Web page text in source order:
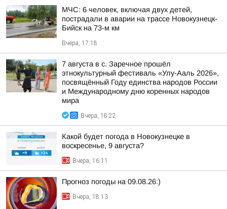
МЧС: 6 человек, включая двух детей,
пострадали в аварии на трассе Новокузнецк-
Бийск на 73-м км
Вчера, 17:18
7 августа в с. Заречное прошёл
этнокультурный фестиваль «Улу-Ааль 2026»,
посвящённый Году единства народов России
и Международному дню коренных народов
мира
Вчера, 18:22
Какой будет погода в Новокузнецке в
воскресенье, 9 августа?
Вчера, 16:11
Прогноз погоды на 09.08.26:)
Вчера, 18:13